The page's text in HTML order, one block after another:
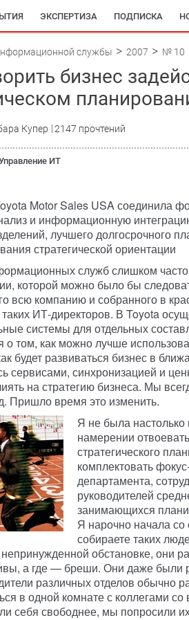
ЭКСПЕРТИЗА ПОДПИСКА
службы 2007 № 10
бизнес
Купер 2147 прочтений
ИТ
Motor Sales USA соединила
и информационную
лучшего долгосрочного
стратегической ориентации
служб слишком часто
которой можно было бы
всю компанию и собранного в
ИТ-директоров. В Toyota
системы для отдельных
о том, как можно лучше
будет развиваться бизнес в
сервисами, синхронизацией и
на стратегию бизнеса. Мы
Пришло время это изменить.
Я не была
намерении
стратегического
комплектовать
департамента,
руководителей
занимающихся
Я нарочно начала со
собираете таких
обстановке, они
а где — бреши. Они даже были
различных отделов обычно
в одной комнате с коллегами
себя свободнее, мы попросили